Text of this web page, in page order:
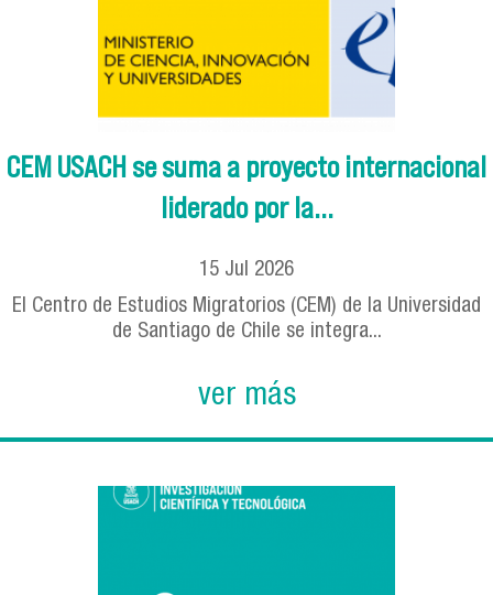
CEM USACH se suma a proyecto internacional
liderado por la...
15 Jul 2026
El Centro de Estudios Migratorios (CEM) de la Universidad
de Santiago de Chile se integra...
ver más